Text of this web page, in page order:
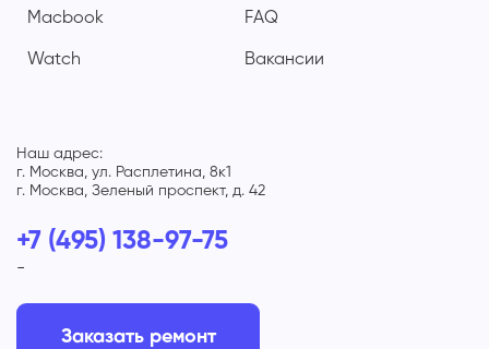
Macbook
Watch
FAQ
Вакансии
Наш адрес:
г. Москва, ул. Расплетина, 8к1
г. Москва, Зеленый проспект, д. 42
+7 (495) 138-97-75
-
Заказать ремонт